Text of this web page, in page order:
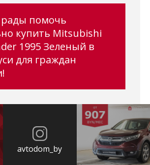
помочь
купить Mitsubishi
1995 Зеленый в
для граждан
avtodom_by